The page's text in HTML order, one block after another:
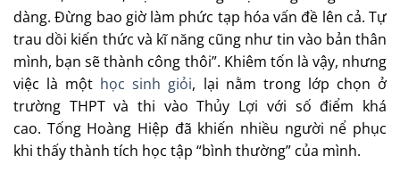
dàng. Đừng bao giờ làm phức tạp hóa vấn đề lên cả. Tự
trau dồi kiến thức và kĩ năng cũng như tin vào bản thân
mình, bạn sẽ thành công thôi”. Khiêm tốn là vậy, nhưng
việc là một học sinh giỏi, lại nằm trong lớp chọn ở
trường THPT và thi vào Thủy Lợi với số điểm khá
cao. Tống Hoàng Hiệp đã khiến nhiều người nể phục
khi thấy thành tích học tập “bình thường” của mình.